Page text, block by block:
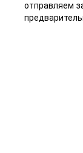
отправляем